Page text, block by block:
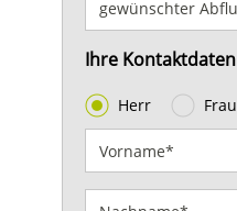
Ihre Kontaktdaten
Herr Frau